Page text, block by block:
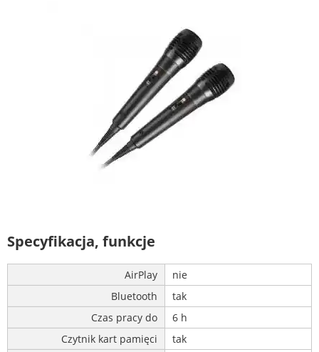
Specyfikacja, funkcje
AirPlay
nie
Bluetooth
tak
Czas pracy do
6 h
Czytnik kart pamięci
tak